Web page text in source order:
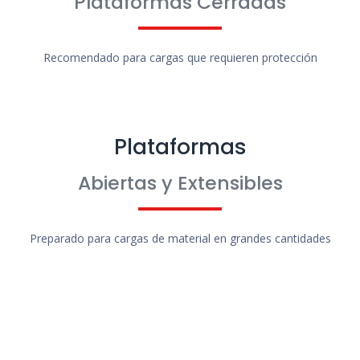
Recomendado para cargas que requieren protección
Plataformas
Abiertas y Extensibles
Preparado para cargas de material en grandes cantidades